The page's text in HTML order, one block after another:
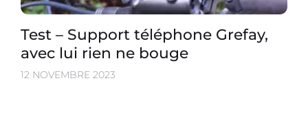
Test – Support téléphone Grefay,
avec lui rien ne bouge
12 NOVEMBRE 2023